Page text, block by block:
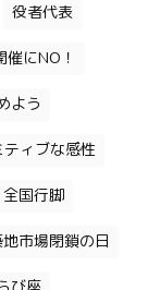
役者代表
にNO！
よう
ティブな感性
全国行脚
地市場閉鎖の日